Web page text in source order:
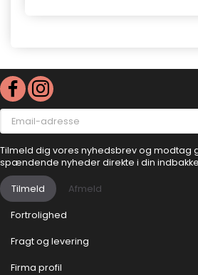
Email-
adresse
Tilmeld dig vores nyhedsbrev og modtag
spændende nyheder direkte i din
Tilmeld Afmeld
Fortrolighed
Fragt og levering
Firma profil